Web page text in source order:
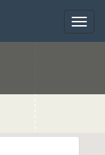
Toggle
Toggle